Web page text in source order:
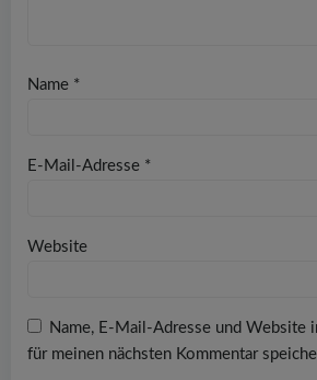
Name *
E-Mail-Adresse *
Website
Name, E-Mail-Adresse und Website
für meinen nächsten Kommentar